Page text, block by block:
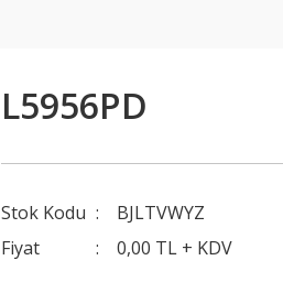
L5956PD
Stok Kodu
BJLTVWYZ
Fiyat
0,00 TL + KDV